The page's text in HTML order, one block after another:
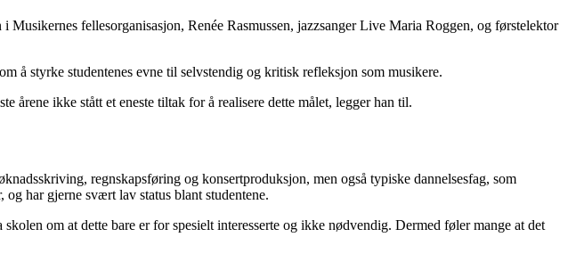
fellesorganisasjon, Renée Rasmussen, jazzsanger Live Maria Roggen, og førstelektor
å styrke studentenes evne til selvstendig og kritisk refleksjon som musikere.
ikke stått et eneste tiltak for å realisere dette målet, legger han til.
regnskapsføring og konsertproduksjon, men også typiske dannelsesfag, som
har gjerne svært lav status blant studentene.
om at dette bare er for spesielt interesserte og ikke nødvendig. Dermed føler mange at det